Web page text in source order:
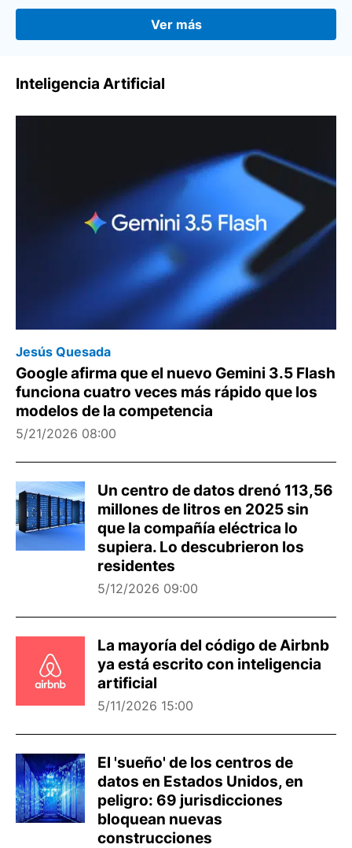
Ver más
Inteligencia Artificial
Jesús Quesada
Google afirma que el nuevo Gemini 3.5 Flash
funciona cuatro veces más rápido que los
modelos de la competencia
5/21/2026 08:00
Un centro de datos drenó 113,56
millones de litros en 2025 sin
que la compañía eléctrica lo
supiera. Lo descubrieron los
residentes
5/12/2026 09:00
La mayoría del código de Airbnb
ya está escrito con inteligencia
artificial
5/11/2026 15:00
El 'sueño' de los centros de
datos en Estados Unidos, en
peligro: 69 jurisdicciones
bloquean nuevas
construcciones